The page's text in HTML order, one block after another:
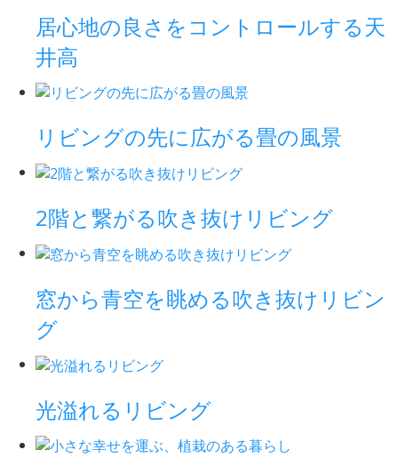
居心地の良さをコントロールする天
井高
リビングの先に広がる畳の風景
2階と繋がる吹き抜けリビング
窓から青空を眺める吹き抜けリビン
グ
光溢れるリビング